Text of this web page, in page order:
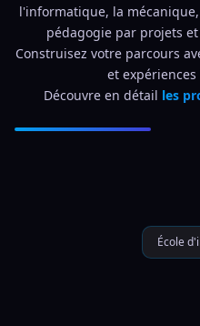
l'informatique, la
pédagogie par projets
Construisez votre parcours
et
Découvre en détail les
École